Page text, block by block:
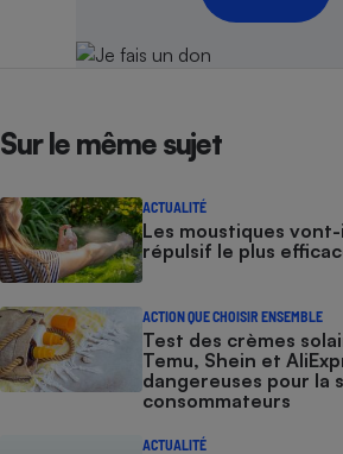
Sur le même sujet
ACTUALITÉ
Les moustiques vont-
répulsif le plus
ACTION QUE CHOISIR ENSEMBLE
Test des crèmes
Temu, Shein et
dangereuses pour la
consommateurs
ACTUALITÉ